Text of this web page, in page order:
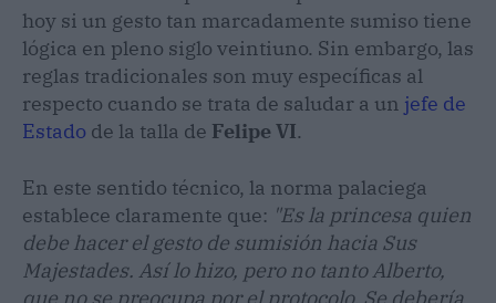
hoy si un gesto tan marcadamente sumiso tiene
lógica en pleno siglo veintiuno. Sin embargo, las
reglas tradicionales son muy específicas al
respecto cuando se trata de saludar a un jefe de
Estado de la talla de Felipe VI.
En este sentido técnico, la norma palaciega
establece claramente que: "Es la princesa quien
debe hacer el gesto de sumisión hacia Sus
Majestades. Así lo hizo, pero no tanto Alberto,
que no se preocupa por el protocolo. Se debería